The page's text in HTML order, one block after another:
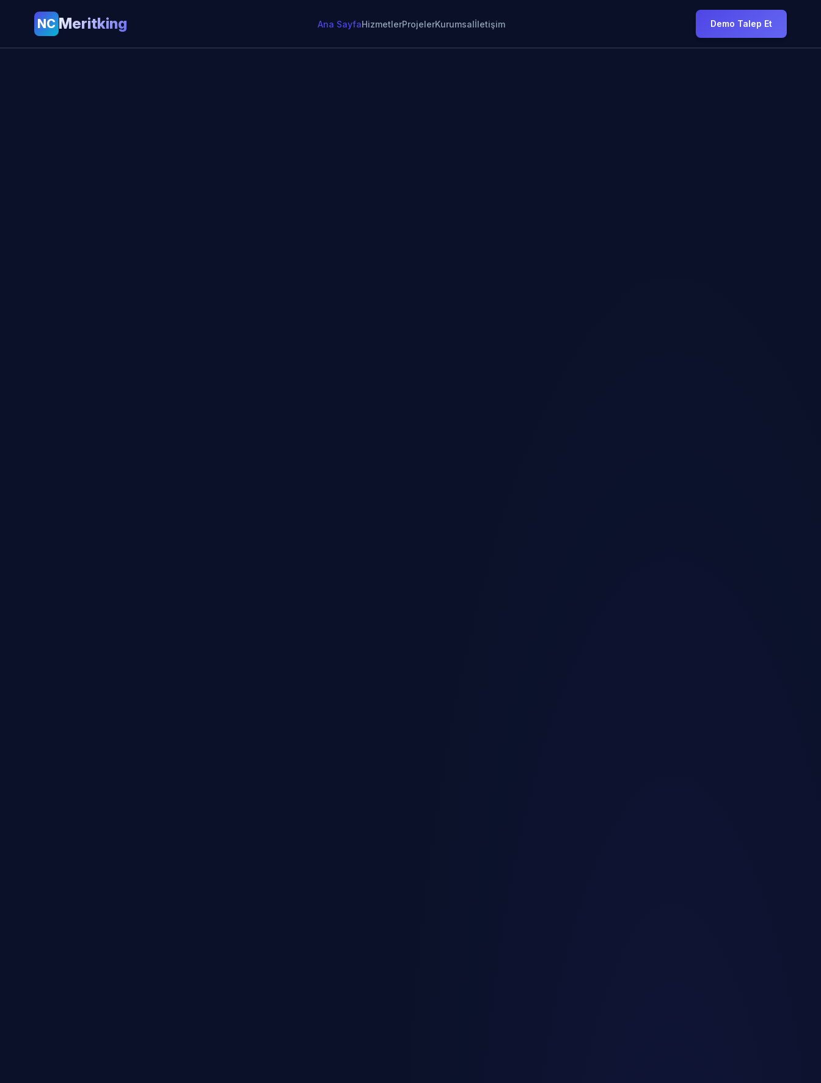
NC Meritking Ana SayfaHizmetlerProjelerKurumsalİletişim Demo Talep Et